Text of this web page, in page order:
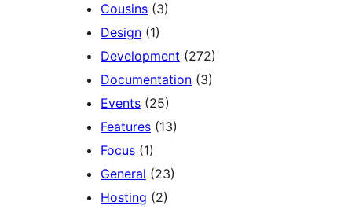
Cousins (3)
Design (1)
Development (272)
Documentation (3)
Events (25)
Features (13)
Focus (1)
General (23)
Hosting (2)